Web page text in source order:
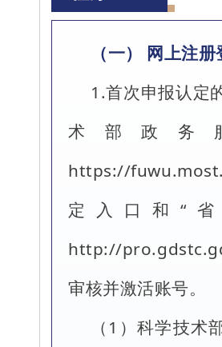
（一） 网上注
1.首次申报认定
术部政务
https://
定入口和“
http://
审核并激活账号。
（1）科学技术